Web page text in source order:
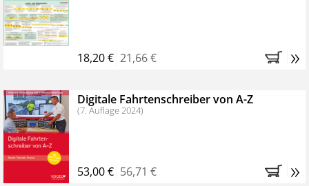
Bestellen Sie jetzt das VerkehrsRundschau Profipaket im
Kennenlern-Abo für zwei Monate (inkl. der derzeitig
Monaten brauchen Sie nichts weiter tun, das
Abonnement endet automatisch, es entstehen keine
weiteren Verpflichtungen.
18,20 € 21,66 € »
Digitale Fahrtenschreiber von A-Z
(7. Auflage 2024)
53,00 € 56,71 € »